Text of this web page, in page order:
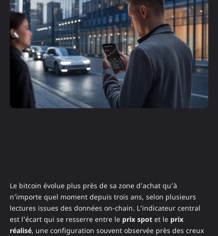
Le bitcoin évolue plus près de sa zone d’achat qu’à
n’importe quel moment depuis trois ans, selon plusieurs
lectures issues des données on-chain. L’indicateur central
est l’écart qui se resserre entre le prix spot et le prix
réalisé, une configuration souvent observée près des creux